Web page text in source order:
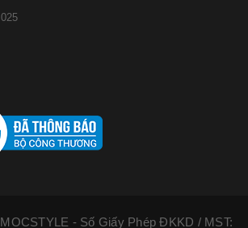
- Số Giấy Phép ĐKKD / MST: